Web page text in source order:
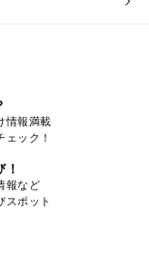
情報満載
ック！
報など
スポット